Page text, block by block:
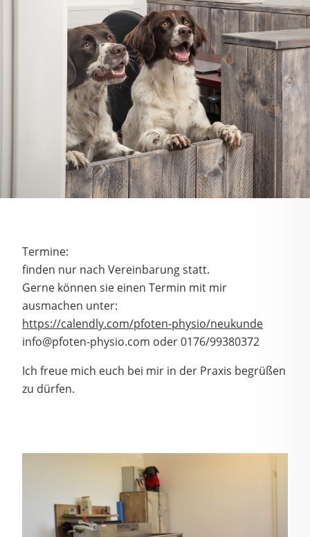
Termine:
finden nur nach Vereinbarung statt.
Gerne können sie einen Termin mit mir
ausmachen unter:
https://calendly.com/pfoten-physio/neukunde
info@pfoten-physio.com oder 0176/99380372
Ich freue mich euch bei mir in der Praxis begrüßen
zu dürfen.